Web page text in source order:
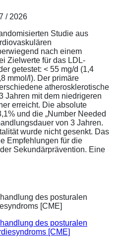
/ 2026
Studie aus
nach einem
Zielwerte für das LDL-
getestet: < 55 mg/d (1,4
mmol/l). Der primäre
atherosklerotische
Jahren mit dem niedrigeren
erreicht. Die absolute
und die „Number Needed
von 3 Jahren.
wurde nicht gesenkt. Das
Empfehlungen für die
Sekundärprävention. Eine
des posturalen
[CME]